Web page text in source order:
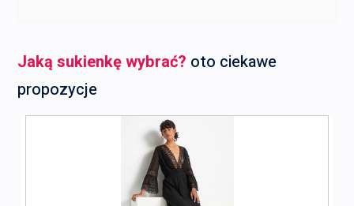
Jaką sukienkę wybrać? oto ciekawe
propozycje